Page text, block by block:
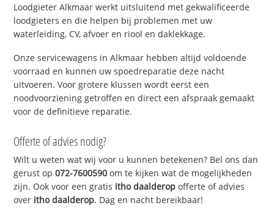
Loodgieter Alkmaar werkt uitsluitend met gekwalificeerde
loodgieters en die helpen bij problemen met uw
waterleiding, CV, afvoer en riool en daklekkage.
Onze servicewagens in Alkmaar hebben altijd voldoende
voorraad en kunnen uw spoedreparatie deze nacht
uitvoeren. Voor grotere klussen wordt eerst een
noodvoorziening getroffen en direct een afspraak gemaakt
voor de definitieve reparatie.
Offerte of advies nodig?
Wilt u weten wat wij voor u kunnen betekenen? Bel ons dan
gerust op072-7600590 om te kijken wat de mogelijkheden
zijn. Ook voor een gratis itho daalderop offerte of advies
over itho daalderop. Dag en nacht bereikbaar!